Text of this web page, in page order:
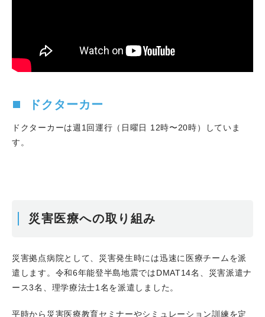
ドクターカー
ドクターカーは週1回運行（日曜日 12時〜20時）していま
す。
災害医療への取り組み
災害拠点病院として、災害発生時には迅速に医療チームを派
遣します。令和6年能登半島地震ではDMAT14名、災害派遣ナ
ース3名、理学療法士1名を派遣しました。
平時から災害医療教育セミナーやシミュレーション訓練を定